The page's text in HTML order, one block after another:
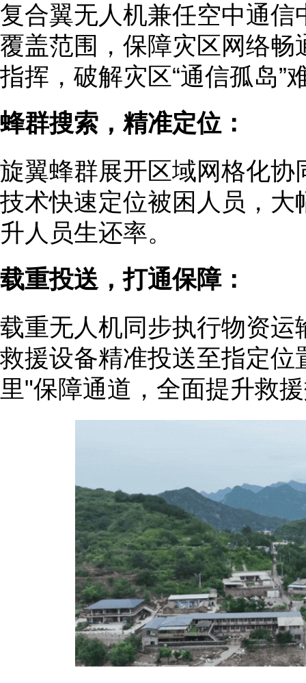
复合翼无人机兼任空中通
覆盖范围，保障灾区网络
指挥，破解灾区“通信孤岛”
蜂群搜索，精准定位：
旋翼蜂群展开区域网格化
技术快速定位被困人员，
升人员生还率。
载重投送，打通保障：
载重无人机同步执行物资
救援设备精准投送至指定
里"保障通道，全面提升救